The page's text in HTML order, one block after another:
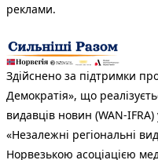
реклами.
Здійснено за підтримки
Демократія», що
видавців новин (WAN-
«Незалежні регіональні
Норвезькою асоціацією